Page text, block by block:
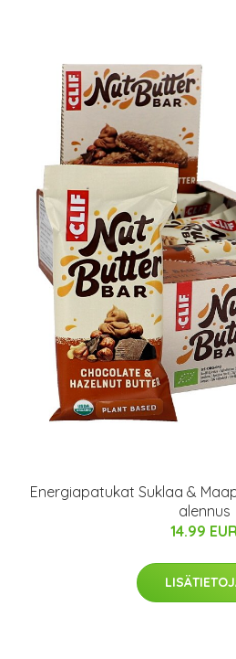
Energiapatukat Suklaa &
alennus
14.99